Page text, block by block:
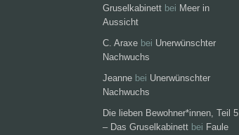
Gruselkabinett bei Meer in
Aussicht
C. Araxe bei Unerwünschter
Nachwuchs
Jeanne bei Unerwünschter
Nachwuchs
Die lieben Bewohner*innen, Teil 5
– Das Gruselkabinett bei Faule